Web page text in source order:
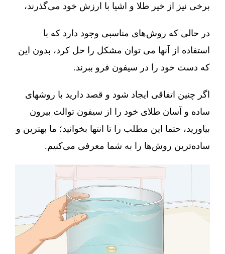
برخی نیز از خیر طلا و اشیا با ارزش خود می‌گذرند،
در حالی که روش‌های مناسبی وجود دارد که با
استفاده از آنها می توان مشکل را حل کرد، بدون این
که دست خود را در سیفون فرو ببرند.
اگر چنین اتفاقی ایجاد شود و قصد دارید با روشهای
ساده و آسان طلای خود را از سیفون توالت بیرون
بیاورید، حتما این مطلب را تا انتها بخوانید؛ ما بهترین و
ساده‌ترین روش‌ها را به شما معرفی می‌کنیم.